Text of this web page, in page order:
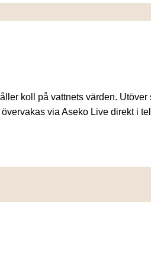
koll på vattnets värden.
via Aseko Live direkt i